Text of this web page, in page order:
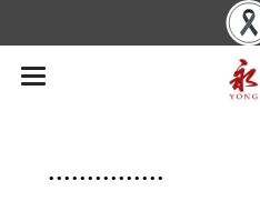
...............